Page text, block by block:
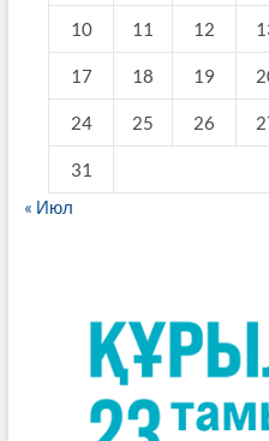
10 11 12
17 18 19
24 25 26
31
« Июл